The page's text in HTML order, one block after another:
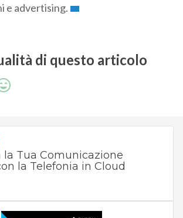
e advertising.
di questo articolo
la Tua Comunicazione
la Telefonia in Cloud